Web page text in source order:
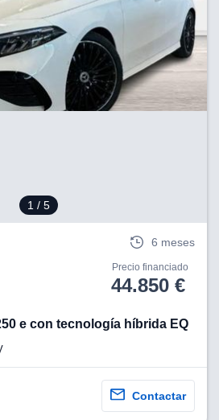
1 / 5
6 meses
Precio financiado
44.850 €
e con tecnología híbrida EQ
Contactar